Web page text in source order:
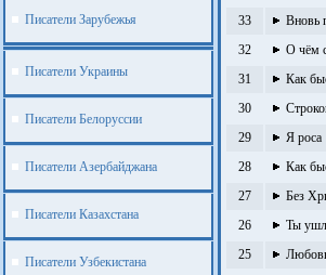
Писатели Зарубежья
Писатели Украины
Писатели Белоруссии
Писатели Азербайджана
Писатели Казахстана
Писатели Узбекистана
33
Вновь
32
О чём
31
Как
30
29
Я роса
28
Как
27
Без
26
Ты
25